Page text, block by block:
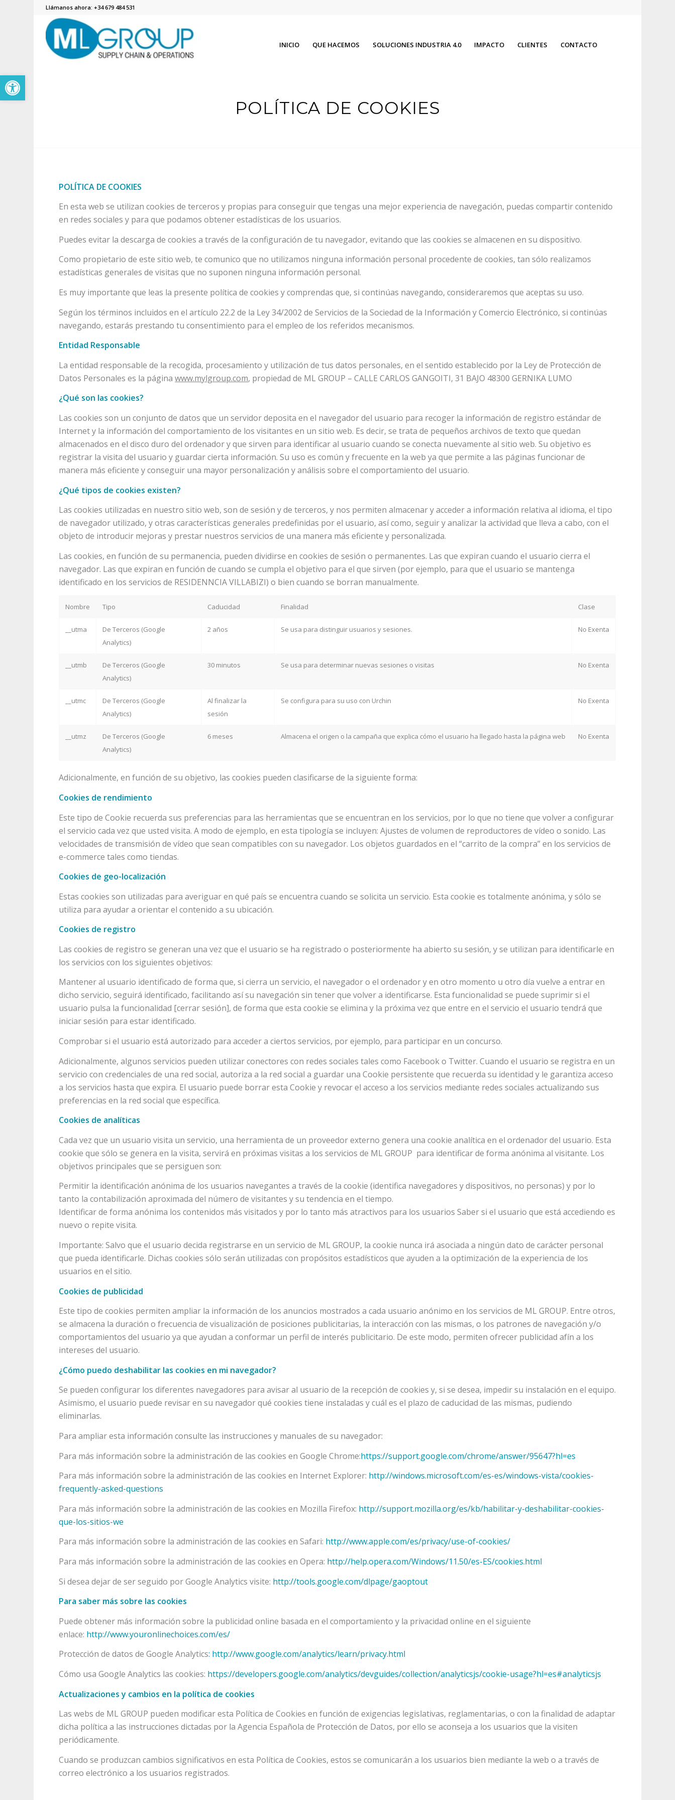
Abrir barra de herramientas
Llámanos ahora: +34 679 484 531
INICIO QUE HACEMOS SOLUCIONES INDUSTRIA 4.0 IMPACTO CLIENTES CONTACTO
POLÍTICA DE COOKIES
POLÍTICA DE COOKIES
En esta web se utilizan cookies de terceros y propias para conseguir que tengas una mejor experiencia de navegación, puedas compartir contenido
en redes sociales y para que podamos obtener estadísticas de los usuarios.
Puedes evitar la descarga de cookies a través de la configuración de tu navegador, evitando que las cookies se almacenen en su dispositivo.
Como propietario de este sitio web, te comunico que no utilizamos ninguna información personal procedente de cookies, tan sólo realizamos
estadísticas generales de visitas que no suponen ninguna información personal.
Es muy importante que leas la presente política de cookies y comprendas que, si continúas navegando, consideraremos que aceptas su uso.
Según los términos incluidos en el artículo 22.2 de la Ley 34/2002 de Servicios de la Sociedad de la Información y Comercio Electrónico, si continúas
navegando, estarás prestando tu consentimiento para el empleo de los referidos mecanismos.
Entidad Responsable
La entidad responsable de la recogida, procesamiento y utilización de tus datos personales, en el sentido establecido por la Ley de Protección de
Datos Personales es la páginawww.mylgroup.com, propiedad de ML GROUP – CALLE CARLOS GANGOITI, 31 BAJO 48300 GERNIKA LUMO
¿Qué son las cookies?
Las cookies son un conjunto de datos que un servidor deposita en el navegador del usuario para recoger la información de registro estándar de
Internet y la información del comportamiento de los visitantes en un sitio web. Es decir, se trata de pequeños archivos de texto que quedan
almacenados en el disco duro del ordenador y que sirven para identificar al usuario cuando se conecta nuevamente al sitio web. Su objetivo es
registrar la visita del usuario y guardar cierta información. Su uso es común y frecuente en la web ya que permite a las páginas funcionar de
manera más eficiente y conseguir una mayor personalización y análisis sobre el comportamiento del usuario.
¿Qué tipos de cookies existen?
Las cookies utilizadas en nuestro sitio web, son de sesión y de terceros, y nos permiten almacenar y acceder a información relativa al idioma, el tipo
de navegador utilizado, y otras características generales predefinidas por el usuario, así como, seguir y analizar la actividad que lleva a cabo, con el
objeto de introducir mejoras y prestar nuestros servicios de una manera más eficiente y personalizada.
Las cookies, en función de su permanencia, pueden dividirse en cookies de sesión o permanentes. Las que expiran cuando el usuario cierra el
navegador. Las que expiran en función de cuando se cumpla el objetivo para el que sirven (por ejemplo, para que el usuario se mantenga
identificado en los servicios de RESIDENNCIA VILLABIZI) o bien cuando se borran manualmente.
Nombre Tipo Caducidad Finalidad Clase
__utma
De Terceros (Google
Analytics)
2 años Se usa para distinguir usuarios y sesiones. No Exenta
__utmb
De Terceros (Google
Analytics)
30 minutos Se usa para determinar nuevas sesiones o visitas No Exenta
__utmc
De Terceros (Google
Analytics)
Al finalizar la
sesión
Se configura para su uso con Urchin No Exenta
__utmz
De Terceros (Google
Analytics)
6 meses Almacena el origen o la campaña que explica cómo el usuario ha llegado hasta la página web No Exenta
Adicionalmente, en función de su objetivo, las cookies pueden clasificarse de la siguiente forma:
Cookies de rendimiento
Este tipo de Cookie recuerda sus preferencias para las herramientas que se encuentran en los servicios, por lo que no tiene que volver a configurar
el servicio cada vez que usted visita. A modo de ejemplo, en esta tipología se incluyen: Ajustes de volumen de reproductores de vídeo o sonido. Las
velocidades de transmisión de vídeo que sean compatibles con su navegador. Los objetos guardados en el “carrito de la compra” en los servicios de
e-commerce tales como tiendas.
Cookies de geo-localización
Estas cookies son utilizadas para averiguar en qué país se encuentra cuando se solicita un servicio. Esta cookie es totalmente anónima, y sólo se
utiliza para ayudar a orientar el contenido a su ubicación.
Cookies de registro
Las cookies de registro se generan una vez que el usuario se ha registrado o posteriormente ha abierto su sesión, y se utilizan para identificarle en
los servicios con los siguientes objetivos:
Mantener al usuario identificado de forma que, si cierra un servicio, el navegador o el ordenador y en otro momento u otro día vuelve a entrar en
dicho servicio, seguirá identificado, facilitando así su navegación sin tener que volver a identificarse. Esta funcionalidad se puede suprimir si el
usuario pulsa la funcionalidad [cerrar sesión], de forma que esta cookie se elimina y la próxima vez que entre en el servicio el usuario tendrá que
iniciar sesión para estar identificado.
Comprobar si el usuario está autorizado para acceder a ciertos servicios, por ejemplo, para participar en un concurso.
Adicionalmente, algunos servicios pueden utilizar conectores con redes sociales tales como Facebook o Twitter. Cuando el usuario se registra en un
servicio con credenciales de una red social, autoriza a la red social a guardar una Cookie persistente que recuerda su identidad y le garantiza acceso
a los servicios hasta que expira. El usuario puede borrar esta Cookie y revocar el acceso a los servicios mediante redes sociales actualizando sus
preferencias en la red social que específica.
Cookies de analíticas
Cada vez que un usuario visita un servicio, una herramienta de un proveedor externo genera una cookie analítica en el ordenador del usuario. Esta
cookie que sólo se genera en la visita, servirá en próximas visitas a los servicios de ML GROUP para identificar de forma anónima al visitante. Los
objetivos principales que se persiguen son:
Permitir la identificación anónima de los usuarios navegantes a través de la cookie (identifica navegadores y dispositivos, no personas) y por lo
tanto la contabilización aproximada del número de visitantes y su tendencia en el tiempo.
Identificar de forma anónima los contenidos más visitados y por lo tanto más atractivos para los usuarios Saber si el usuario que está accediendo es
nuevo o repite visita.
Importante: Salvo que el usuario decida registrarse en un servicio de ML GROUP, la cookie nunca irá asociada a ningún dato de carácter personal
que pueda identificarle. Dichas cookies sólo serán utilizadas con propósitos estadísticos que ayuden a la optimización de la experiencia de los
usuarios en el sitio.
Cookies de publicidad
Este tipo de cookies permiten ampliar la información de los anuncios mostrados a cada usuario anónimo en los servicios de ML GROUP. Entre otros,
se almacena la duración o frecuencia de visualización de posiciones publicitarias, la interacción con las mismas, o los patrones de navegación y/o
comportamientos del usuario ya que ayudan a conformar un perfil de interés publicitario. De este modo, permiten ofrecer publicidad afín a los
intereses del usuario.
¿Cómo puedo deshabilitar las cookies en mi navegador?
Se pueden configurar los diferentes navegadores para avisar al usuario de la recepción de cookies y, si se desea, impedir su instalación en el equipo.
Asimismo, el usuario puede revisar en su navegador qué cookies tiene instaladas y cuál es el plazo de caducidad de las mismas, pudiendo
eliminarlas.
Para ampliar esta información consulte las instrucciones y manuales de su navegador:
Para más información sobre la administración de las cookies en Google Chrome:https://support.google.com/chrome/answer/95647?hl=es
Para más información sobre la administración de las cookies en Internet Explorer: http://windows.microsoft.com/es-es/windows-vista/cookies-
frequently-asked-questions
Para más información sobre la administración de las cookies en Mozilla Firefox: http://support.mozilla.org/es/kb/habilitar-y-deshabilitar-cookies-
que-los-sitios-we
Para más información sobre la administración de las cookies en Safari: http://www.apple.com/es/privacy/use-of-cookies/
Para más información sobre la administración de las cookies en Opera: http://help.opera.com/Windows/11.50/es-ES/cookies.html
Si desea dejar de ser seguido por Google Analytics visite: http://tools.google.com/dlpage/gaoptout
Para saber más sobre las cookies
Puede obtener más información sobre la publicidad online basada en el comportamiento y la privacidad online en el siguiente
enlace: http://www.youronlinechoices.com/es/
Protección de datos de Google Analytics: http://www.google.com/analytics/learn/privacy.html
Cómo usa Google Analytics las cookies: https://developers.google.com/analytics/devguides/collection/analyticsjs/cookie-usage?hl=es#analyticsjs
Actualizaciones y cambios en la política de cookies
Las webs de ML GROUP pueden modificar esta Política de Cookies en función de exigencias legislativas, reglamentarias, o con la finalidad de adaptar
dicha política a las instrucciones dictadas por la Agencia Española de Protección de Datos, por ello se aconseja a los usuarios que la visiten
periódicamente.
Cuando se produzcan cambios significativos en esta Política de Cookies, estos se comunicarán a los usuarios bien mediante la web o a través de
correo electrónico a los usuarios registrados.